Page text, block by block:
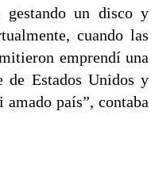
gestando un disco y
cuando las
emprendí una
de Estados Unidos y
país”, contaba